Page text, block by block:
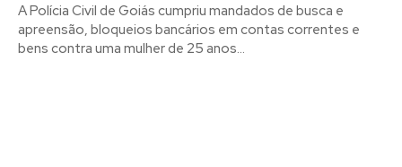
A Polícia Civil de Goiás cumpriu mandados de busca e
apreensão, bloqueios bancários em contas correntes e
bens contra uma mulher de 25 anos...